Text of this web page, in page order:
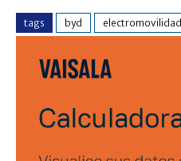
tags byd electromovilidad